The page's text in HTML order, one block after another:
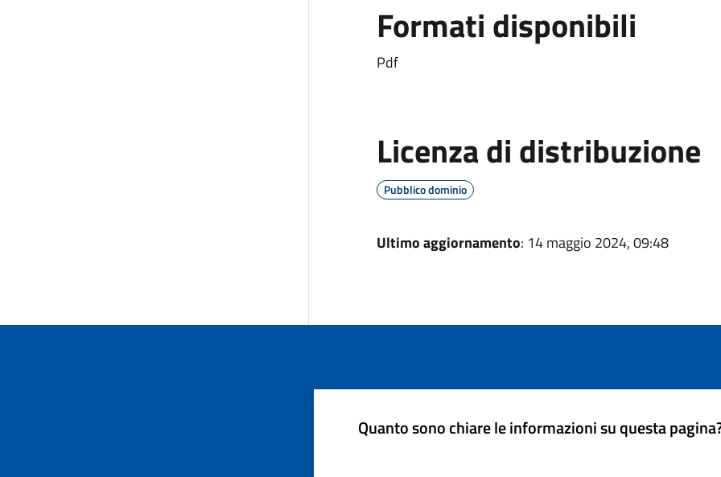
Formati disponibili
Pdf
Licenza di distribuzione
Pubblico dominio
Ultimo aggiornamento: 14 maggio 2024, 09:48
Quanto sono chiare le informazioni su questa